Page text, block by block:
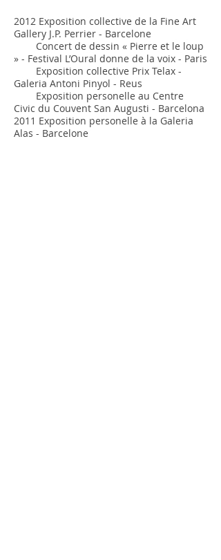
2012 Exposition collective de la Fine Art
Gallery J.P. Perrier - Barcelone
Concert de dessin « Pierre et le loup
» - Festival L’Oural donne de la voix - Paris
Exposition collective Prix Telax -
Galeria Antoni Pinyol - Reus
Exposition personelle au Centre
Civic du Couvent San Augusti - Barcelona
2011 Exposition personelle à la Galeria
Alas - Barcelone